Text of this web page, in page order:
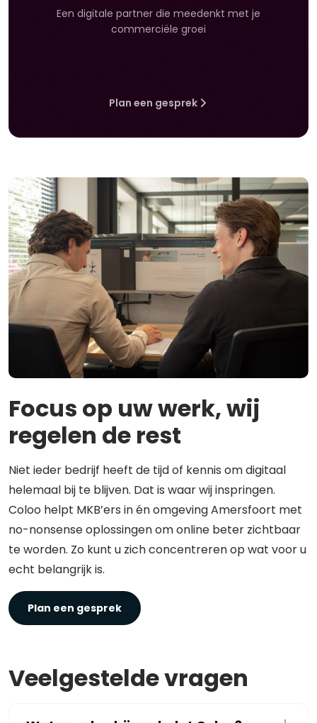
Een digitale partner die meedenkt met je
commerciële groei
Plan een gesprek
Focus op uw werk, wij
regelen de rest
Niet ieder bedrijf heeft de tijd of kennis om digitaal
helemaal bij te blijven. Dat is waar wij inspringen.
Coloo helpt MKB’ers in én omgeving Amersfoort met
no-nonsense oplossingen om online beter zichtbaar
te worden. Zo kunt u zich concentreren op wat voor u
echt belangrijk is.
Plan een gesprek
Veelgestelde vragen